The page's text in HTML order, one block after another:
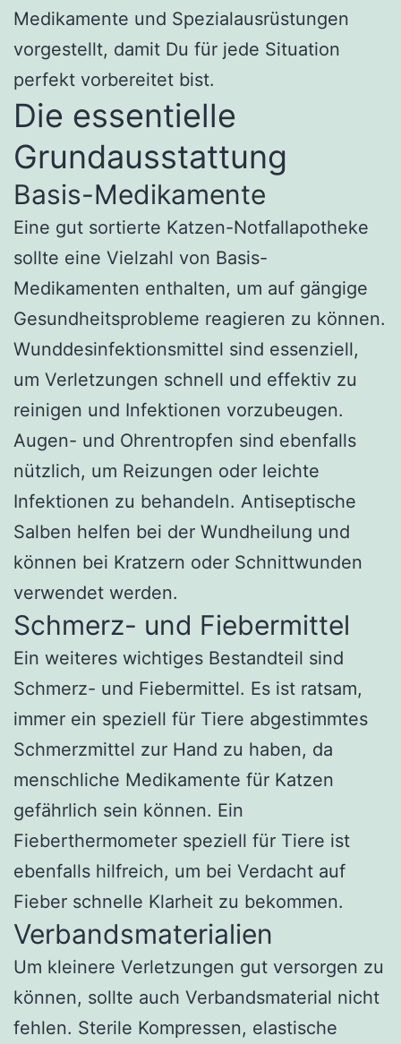
Medikamente und Spezialausrüstungen
vorgestellt, damit Du für jede Situation
perfekt vorbereitet bist.
Die essentielle
Grundausstattung
Basis-Medikamente
Eine gut sortierte Katzen-Notfallapotheke
sollte eine Vielzahl von Basis-
Medikamenten enthalten, um auf gängige
Gesundheitsprobleme reagieren zu können.
Wunddesinfektionsmittel sind essenziell,
um Verletzungen schnell und effektiv zu
reinigen und Infektionen vorzubeugen.
Augen- und Ohrentropfen sind ebenfalls
nützlich, um Reizungen oder leichte
Infektionen zu behandeln. Antiseptische
Salben helfen bei der Wundheilung und
können bei Kratzern oder Schnittwunden
verwendet werden.
Schmerz- und Fiebermittel
Ein weiteres wichtiges Bestandteil sind
Schmerz- und Fiebermittel. Es ist ratsam,
immer ein speziell für Tiere abgestimmtes
Schmerzmittel zur Hand zu haben, da
menschliche Medikamente für Katzen
gefährlich sein können. Ein
Fieberthermometer speziell für Tiere ist
ebenfalls hilfreich, um bei Verdacht auf
Fieber schnelle Klarheit zu bekommen.
Verbandsmaterialien
Um kleinere Verletzungen gut versorgen zu
können, sollte auch Verbandsmaterial nicht
fehlen. Sterile Kompressen, elastische